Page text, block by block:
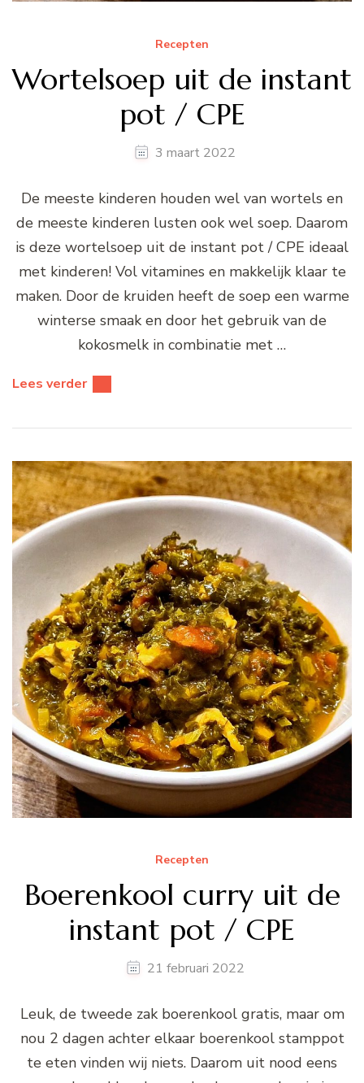
Recepten
Wortelsoep uit de instant
pot / CPE
3 maart 2022
De meeste kinderen houden wel van wortels en
de meeste kinderen lusten ook wel soep. Daarom
is deze wortelsoep uit de instant pot / CPE ideaal
met kinderen! Vol vitamines en makkelijk klaar te
maken. Door de kruiden heeft de soep een warme
winterse smaak en door het gebruik van de
kokosmelk in combinatie met …
Lees verder
Recepten
Boerenkool curry uit de
instant pot / CPE
21 februari 2022
Leuk, de tweede zak boerenkool gratis, maar om
nou 2 dagen achter elkaar boerenkool stamppot
te eten vinden wij niets. Daarom uit nood eens